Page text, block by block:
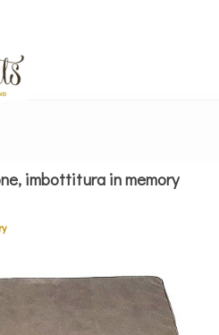
imbottitura in memory